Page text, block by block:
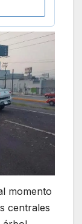
momento
centrales